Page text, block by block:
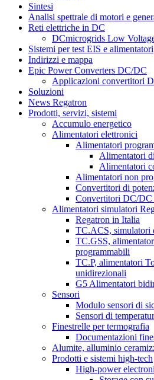
Sintesi
Analisi spettrale di motori e
Reti elettriche in DC
DCmicrogrids Low
Sistemi per test EIS e alimentatori
Indirizzi e mappa
Epic Power Converters DC/DC
Applicazioni convertitori
Soluzioni
News Regatron
Prodotti, servizi, sistemi
Accumulo energetico
Alimentatori elettronici
Alimentatori
Alimentatori
Alimentatori
Alimentatori non
Convertitori di
Convertitori DC/DC
Alimentatori simulatori
Regatron in Italia
TC.ACS, simulatori
TC.GSS,
programmabili
TC.P, alimentatori
unidirezionali
G5 Alimentatori
Sensori
Modulo sensori di
Sensori di
Finestrelle per termografia
Documentazioni
Alumite, alluminio
Prodotti e sistemi high-tech
High-power